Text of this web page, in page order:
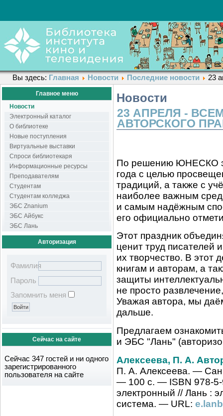
Вы здесь: Главная Новости Последние новости 23
Главное меню
Новости
Электронный каталог
О библиотеке
Новые поступления
Виртуальные выставки
Спроси библиотекаря
Информационные ресурсы
Преподавателям
Студентам
Студентам колледжа
ЭБС Znanium
ЭБС Айбукс
ЭБС Лань
Авторизация
Фамилия
Пароль
Запомнить меня
Сейчас на сайте
Сейчас 347 гостей и ни одного
зарегистрированного
пользователя на сайте
Новости
23 АПРЕЛЯ -
АВТОРСКОГО
По решению ЮНЕСКО
года с целью
традиций, а также с
наиболее важным
и самым надёжным
его официально
Этот праздник
ценит труд
их творчество. В этот
книгам и авторам, а
защиты
не просто
Уважая автора, мы
дальше.
Предлагаем
и ЭБС "Лань"
Алексеева, П. А.
П. А. Алексеева. —
— 100 с. — ISBN 978-
электронный // Лань :
система. — URL: